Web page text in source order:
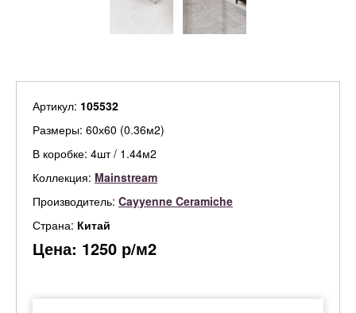
Артикул: 105532
Размеры: 60х60 (0.36м2)
В коробке: 4шт / 1.44м2
Коллекция: Mainstream
Производитель: Cayyenne Ceramiche
Страна: Китай
Цена: 1250 р/м2